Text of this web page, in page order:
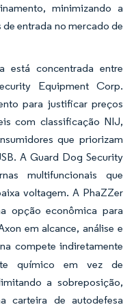
minimizando a
entrada no mercado de
está concentrada entre
Equipment Corp.
para justificar preços
com classificação NIJ,
que priorizam
A Guard Dog Security
multifuncionais que
voltagem. A PhaZZer
opção econômica para
em alcance, análise e
compete indiretamente
químico em vez de
a sobreposição,
carteira de autodefesa